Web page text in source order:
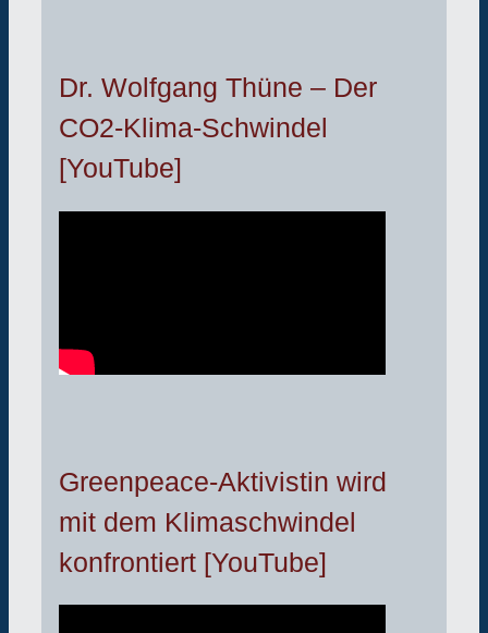
Dr. Wolfgang Thüne – Der
CO2-Klima-Schwindel
[YouTube]
Greenpeace-Aktivistin wird
mit dem Klimaschwindel
konfrontiert [YouTube]